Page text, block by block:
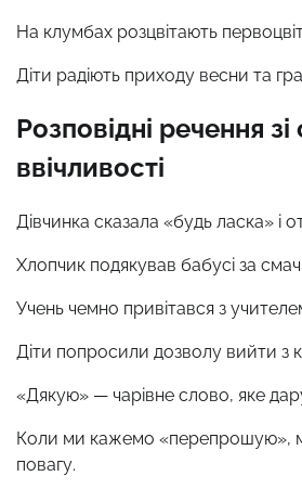
На клумбах розцвітають
Діти радіють приходу весни та
Розповідні речення
ввічливості
Дівчинка сказала «будь ласка» і
Хлопчик подякував бабусі за
Учень чемно привітався з
Діти попросили дозволу вийти з
«Дякую» — чарівне слово, яке
Коли ми кажемо «перепрошую»,
повагу.